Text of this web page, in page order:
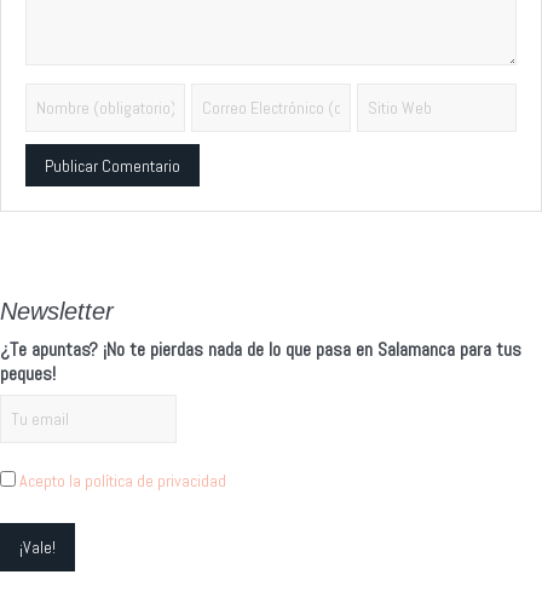
Newsletter
¿Te apuntas? ¡No te pierdas nada de lo que pasa en Salamanca para tus
peques!
Acepto la política de privacidad